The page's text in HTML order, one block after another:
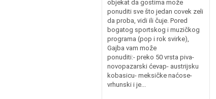
objekat da gostima može
ponuditi sve što jedan covek zeli
da proba, vidi ili čuje. Pored
bogatog sportskog i muzičkog
programa (pop i rok svirke),
Gajba vam može
ponuditi:- preko 50 vrsta piva-
novopazarski ćevap- austrijsku
kobasicu- meksičke naćose-
vrhunski i je...